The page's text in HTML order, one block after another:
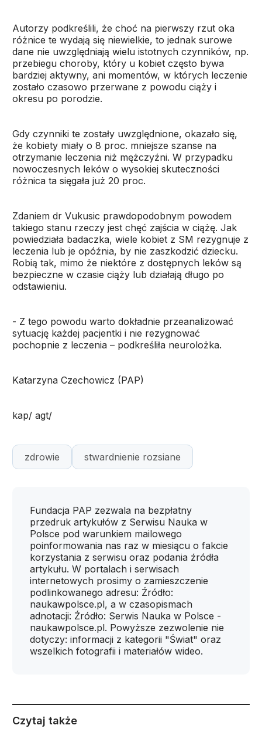
Autorzy podkreślili, że choć na pierwszy rzut oka
różnice te wydają się niewielkie, to jednak surowe
dane nie uwzględniają wielu istotnych czynników, np.
przebiegu choroby, który u kobiet często bywa
bardziej aktywny, ani momentów, w których leczenie
zostało czasowo przerwane z powodu ciąży i
okresu po porodzie.
Gdy czynniki te zostały uwzględnione, okazało się,
że kobiety miały o 8 proc. mniejsze szanse na
otrzymanie leczenia niż mężczyźni. W przypadku
nowoczesnych leków o wysokiej skuteczności
różnica ta sięgała już 20 proc.
Zdaniem dr Vukusic prawdopodobnym powodem
takiego stanu rzeczy jest chęć zajścia w ciążę. Jak
powiedziała badaczka, wiele kobiet z SM rezygnuje z
leczenia lub je opóźnia, by nie zaszkodzić dziecku.
Robią tak, mimo że niektóre z dostępnych leków są
bezpieczne w czasie ciąży lub działają długo po
odstawieniu.
- Z tego powodu warto dokładnie przeanalizować
sytuację każdej pacjentki i nie rezygnować
pochopnie z leczenia – podkreśliła neurolożka.
Katarzyna Czechowicz (PAP)
kap/ agt/
zdrowie stwardnienie rozsiane
Fundacja PAP zezwala na bezpłatny
przedruk artykułów z Serwisu Nauka w
Polsce pod warunkiem mailowego
poinformowania nas raz w miesiącu o fakcie
korzystania z serwisu oraz podania źródła
artykułu. W portalach i serwisach
internetowych prosimy o zamieszczenie
podlinkowanego adresu: Źródło:
naukawpolsce.pl, a w czasopismach
adnotacji: Źródło: Serwis Nauka w Polsce -
naukawpolsce.pl. Powyższe zezwolenie nie
dotyczy: informacji z kategorii "Świat" oraz
wszelkich fotografii i materiałów wideo.
Czytaj także